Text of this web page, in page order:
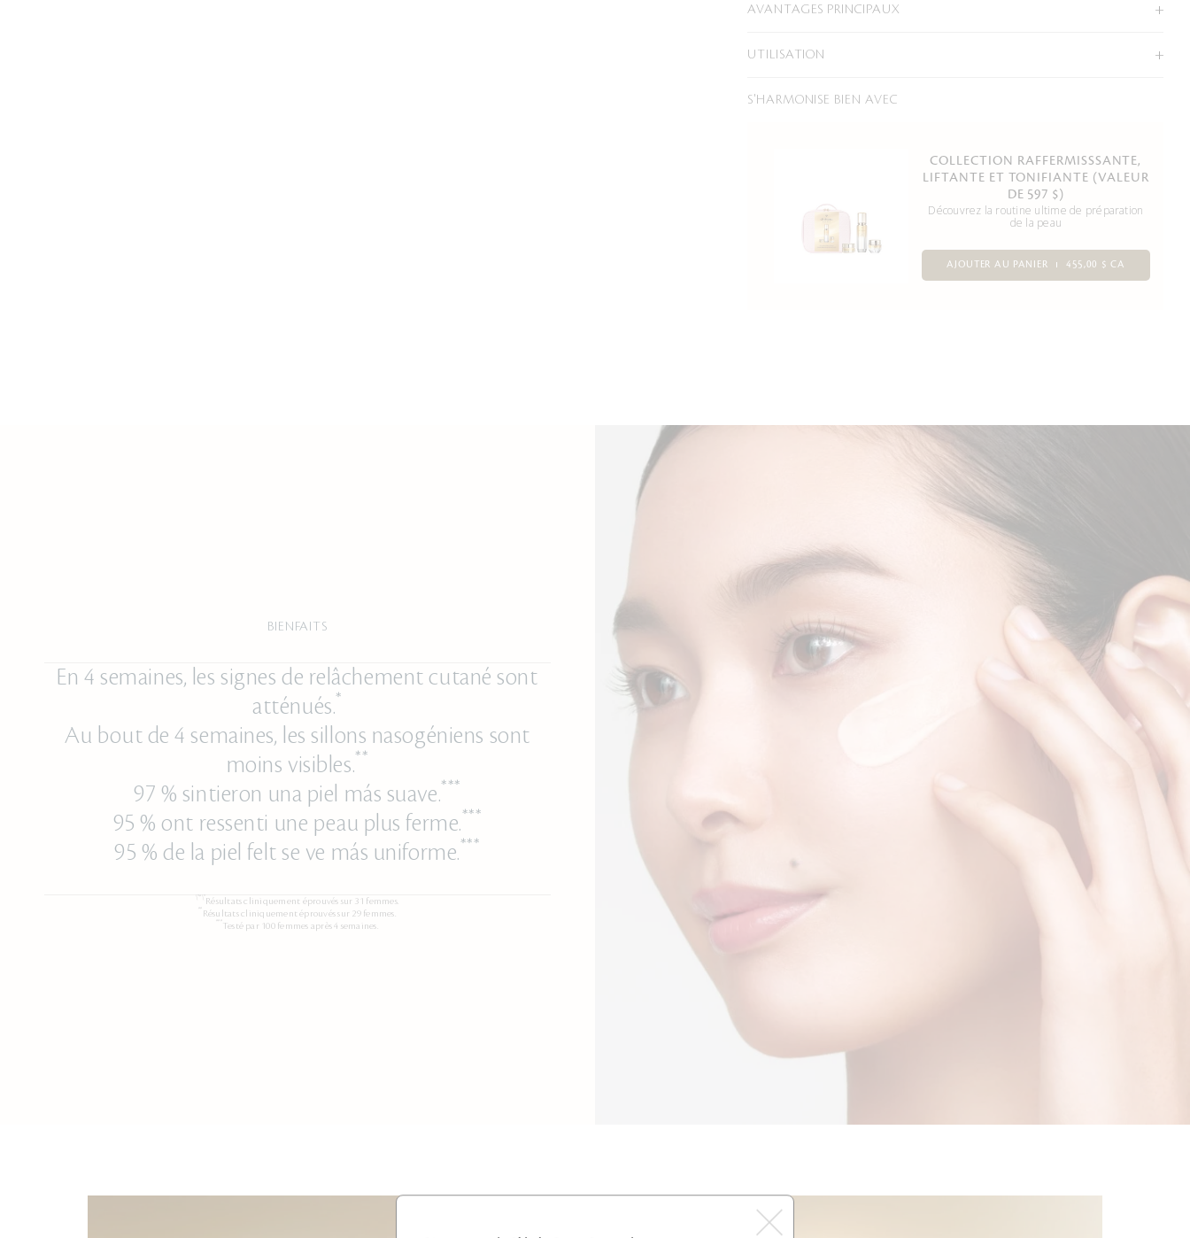
AVANTAGES PRINCIPAUX
UTILISATION
S'HARMONISE BIEN AVEC
COLLECTION RAFFERMISSSANTE,
LIFTANTE ET TONIFIANTE (VALEUR
DE 597 $)
Découvrez la routine ultime de préparation
de la peau
AJOUTER AU PANIER 455,00 $ CA
BIENFAITS
En 4 semaines, les signes de relâchement cutané sont
atténués.*
Au bout de 4 semaines, les sillons nasogéniens sont
moins visibles.**
97 % sintieron una piel más suave.***
95 % ont ressenti une peau plus ferme.***
95 % de la piel felt se ve más uniforme.***
\"*\"Résultats cliniquement éprouvés sur 31 femmes.
** Résultats cliniquement éprouvés sur 29 femmes.
*** Testé par 100 femmes après 4 semaines.